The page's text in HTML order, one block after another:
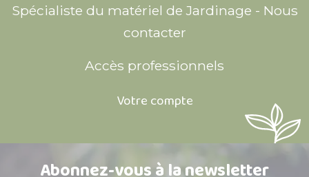
Spécialiste du matériel de Jardinage - Nous
contacter
Accès professionnels
Votre compte
Abonnez-vous à la newsletter